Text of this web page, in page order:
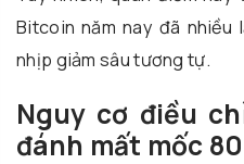
Bitcoin năm nay đã nhiều
nhịp giảm sâu tương tự.
Nguy cơ điều
đánh mất mốc